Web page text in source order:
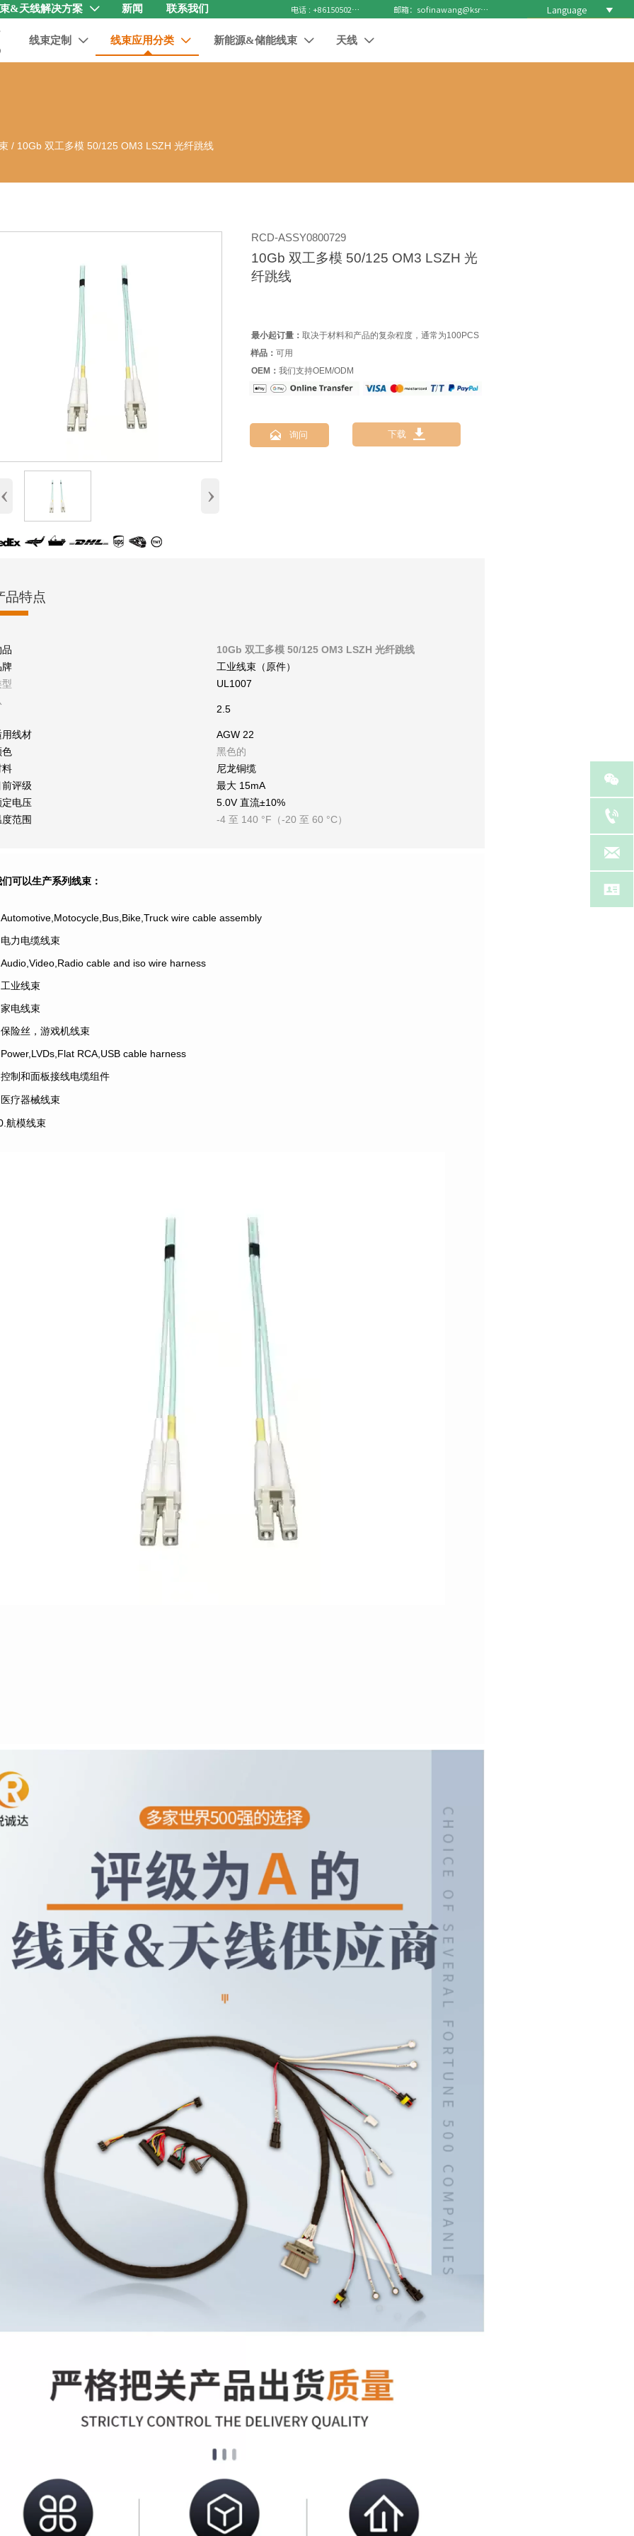
&天线解决方案  新闻 联系我们 电话 : +8615050271688 邮箱：sofinawang@ksrcd.com Language 
线束定制  线束应用分类  新能源&储能线束  天线 
/ 10Gb 双工多模 50/125 OM3 LSZH 光纤跳线
‹ ›
RCD-ASSY0800729
10Gb 双工多模 50/125 OM3 LSZH 光
纤跳线
最小起订量： 取决于材料和产品的复杂程度，通常为100PCS
样品：可用
OEM： 我们支持OEM/ODM
 询问 下载 
品特点
品
10Gb 双工多模 50/125 OM3 LSZH 光纤跳线
牌
工业线束（原件）
型
UL1007
2.5
用线材
AGW 22
色
黑色的
料
尼龙铜缆
前评级
最大 15mA
定电压
5.0V 直流±10%
度范围
-4 至 140 °F（-20 至 60 °C）
可以生产系列线束：
wire cable assembly
力电缆线束
cable and iso wire harness
业线束
电线束
险丝，游戏机线束
RCA,USB cable harness
制和面板接线电缆组件
疗器械线束
航模线束



